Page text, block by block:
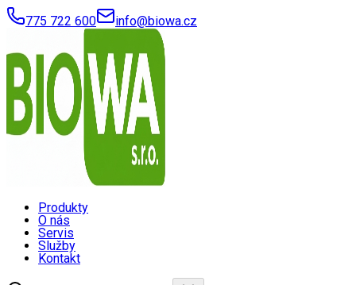
775 722 600 info@biowa.cz
Produkty
O nás
Servis
Služby
Kontakt